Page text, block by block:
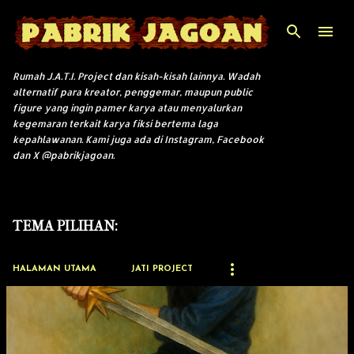
Langsung ke konten utama
Rumah J.A.T.I. Project dan kisah-kisah lainnya. Wadah
alternatif para kreator, penggemar, maupun public
figure yang ingin pamer karya atau menyalurkan
kegemaran terkait karya fiksi bertema laga
kepahlawanan. Kami juga ada di Instagram, Facebook
dan X @pabrikjagoan.
TEMA PILIHAN:
HALAMAN UTAMA JATI PROJECT